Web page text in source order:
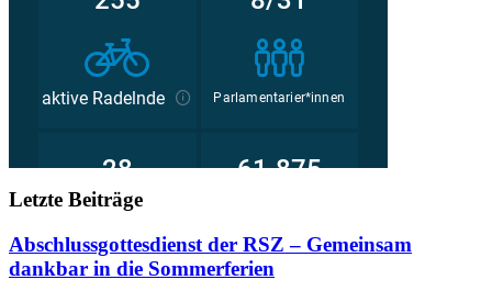
Letzte Beiträge
Abschlussgottesdienst der RSZ – Gemeinsam
dankbar in die Sommerferien